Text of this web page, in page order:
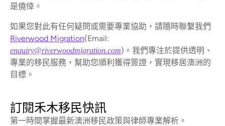
訂閱禾木移民快訊
第一時間掌握最新澳洲移民政策與律師專業解析。
是僥倖。
如果您對此有任何疑問或需要專業協助，請隨時聯繫我們
Riverwood Migration(Email:
enquiry@riverwoodmigration.com)。我們專注於提供透明、
專業的移民服務，幫助您順利獲得簽證，實現移居澳洲的
目標。